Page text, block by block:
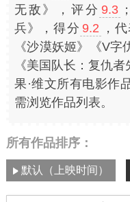
无敌》，评分 9.3
兵》，得分 9.2
，
《沙漠妖姬》《V字
《美国队长：复仇
果·维文所有电影作
需浏览作品列表。
所有作品排序：
默认（上映时间）